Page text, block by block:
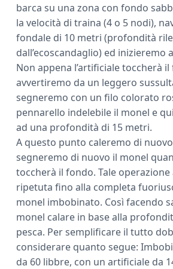
barca su una zona con fondo
la velocità di traina (4 o 5 nodi),
fondale di 10 metri (profondità
dall’ecoscandaglio) ed inizieremo
Non appena l’artificiale toccherà
avvertiremo da un leggero
segneremo con un filo colorato
pennarello indelebile il monel e
ad una profondità di 15 metri.
A questo punto caleremo di
segneremo di nuovo il monel
toccherà il fondo. Tale
ripetuta fino alla completa
monel imbobinato. Così facendo
monel calare in base alla
pesca. Per semplificare il tutto
considerare quanto segue:
da 60 libbre, con un artificiale da